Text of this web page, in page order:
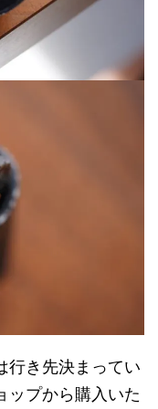
行き先決まってい
ップから購入いた